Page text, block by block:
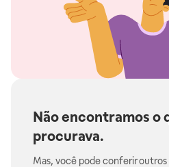
Não encontramos o
procurava.
Mas, você pode conferir